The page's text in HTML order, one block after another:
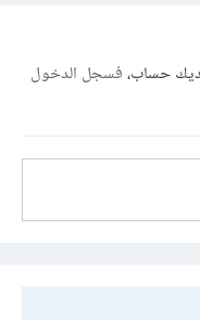
حساب،فسجل الدخول